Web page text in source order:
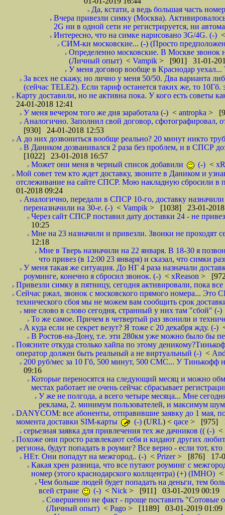
Да, кстати, а ведь большая часть
Вчера привезли симку (Москва).
2G ни в одной сети не регистрируется, ни
Интересно, что на симке нарисовано 3G/4G. (-)
СИМ-ки московские... (-) (Просто
Определенно московские. В Москве звонок
(Личный опыт) < Vampik > [901] 31-01-
У меня договор вообще в Краснодар
За всех не скажу, но лично у меня 50/50. Два варианта
(сейчас TELE2). Если тариф останется таких же, то
Карту доставили, но не активна пока. У кого есть советы
24-01-2018 12:41
У меня вечером того же дня заработала (-) < antropka >
Аналогично. Заполнил свой договор,
[930] 24-01-2018 12:53
А до них дозвониться вообще реально? 20 минут никто
В Даником дозванивался 2 раза без проблем, и в СПСР
[1022] 23-01-2018 16:57
Может они меня в черный список добавили
(-) <
Мой совет тем кто ждет доставку, звоните в Даником и
отслеживание на сайте СПСР. Мою накладную сбросили
01-2018 09:24
Аналогично, передали в СПСР 10-го, доставку
переназначили на 30-е. (-) < Vampik > [1038] 23-01-2018
Через сайт СПСР поставил дату доставки 24 - не
10:25
Мне на 23 назначили и привезли. Звонки не
12:18
Мне в Тверь назначили на 22 января. В 18-30 я
что привез (в 12:00 23 января) и сказал, что симки
У меня такая же ситуация. До НГ 4 раза назначали
роуминге, конечно я сбросил звонок. (-) < xReason >
Привезли симку в пятницу, сегодня активировали, пока
Сейчас ржал, звонок с московского прямого номера... Это
технического сбоя мы не можем вам сообщить срок
мне слово в слово сегодня, странный у них там "сбой" (-)
То же самое. Причем в четвертый раз звонили и
А куда если не секрет везут? Я тоже с 20 декабря жду. (-)
В Ростов-на-Дону, т.е. эти 280км уже можно было бы
Поясните откуда столько хайпа по этому
оператор должен быть реальный а не виртуальный (-) <
200 руб/мес за 10 Гб, 500 минут, 500 СМС... У Тинькофф
09:16
Которые переносятся на следующий месяц и можно
местах работает не очень сейчас сбрасывает
У же не полгода, а всего четыре месяца... Мне
реклама, 2. минимум пользователей, и максимум
DANYCOM: все абоненты, отправившие заявку до 1 мая,
момента доставки SIM-карты
(-) (URL) < qace > [975]
серьезная заявка для привлечения тех же дачников (( (-) <
Похоже они просто развлекают себя и кидают других
региона, будут попадать в роумиг? Все верно - если тот,
НЕт. Они попадут на межгород.. (-) < Prizer> [876] 17-
Какая хрен разница, что все путают роуминг с
номер (этого краснодарского коллцентра) (+) (IMHO) <
Чем больше людей будет попадать на деньги, тем
всей стране
(-) < Nick > [911] 03-01-2019 00:19
Совершенно не факт - проще поставить "Сотовые
(Личный опыт) < Pago > [1189] 03-01-2019 01:09